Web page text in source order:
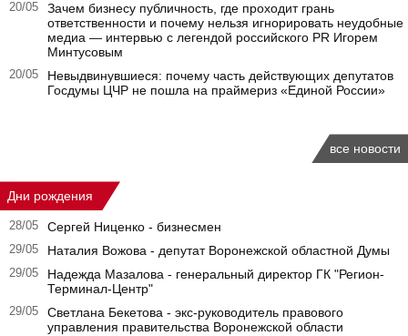
20/05
Зачем бизнесу публичность, где проходит грань
ответственности и почему нельзя игнорировать неудобные
медиа — интервью с легендой российского PR Игорем
Минтусовым
20/05
Невыдвинувшиеся: почему часть действующих депутатов
Госдумы ЦЧР не пошла на праймериз «Единой России»
все новости
Дни рождения
28/05 Сергей Ниценко - бизнесмен
29/05 Наталия Вожова - депутат Воронежской областной Думы
29/05
Надежда Мазалова - генеральный директор ГК "Регион-
Терминал-Центр"
29/05
Светлана Бекетова - экс-руководитель правового
управления правительства Воронежской области